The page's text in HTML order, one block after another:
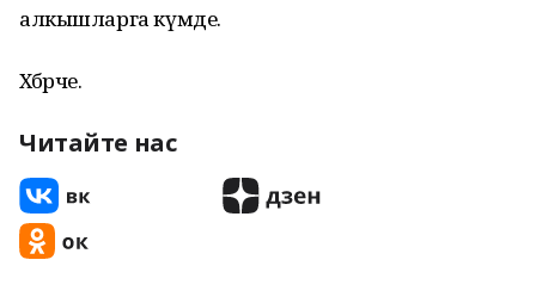
алкышларга күмде.
Хәбәрче.
Читайте нас